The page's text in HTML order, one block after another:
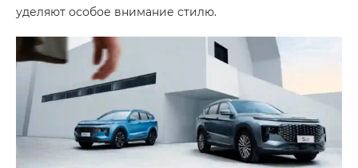
уделяют особое внимание стилю.